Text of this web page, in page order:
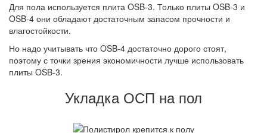
Для пола используется плита OSB-3. Только плиты OSB-3 и
OSB-4 они обладают достаточным запасом прочности и
влагостойкости.
Но надо учитывать что OSB-4 достаточно дорого стоят,
поэтому с точки зрения экономичности лучше использовать
плиты OSB-3.
Укладка ОСП на пол